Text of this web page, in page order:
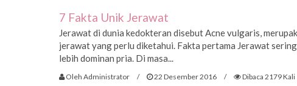
7 Fakta Unik Jerawat
Jerawat di dunia kedokteran disebut Acne vulgaris,
jerawat yang perlu diketahui. Fakta pertama Jerawat
lebih dominan pria. Di masa...
Oleh Administrator / 22 Desember 2016 / Dibaca 2179 Kali